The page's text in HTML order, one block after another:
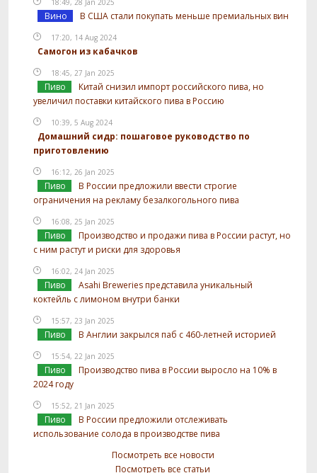
Вино В США стали покупать меньше премиальных вин
17:20, 14 Aug 2024
Самогон из кабачков
18:45, 27 Jan 2025
Пиво
Китай снизил импорт российского пива, но
увеличил поставки китайского пива в Россию
10:39, 5 Aug 2024
Домашний сидр: пошаговое руководство по
приготовлению
16:12, 26 Jan 2025
Пиво
В России предложили ввести строгие
ограничения на рекламу безалкогольного пива
16:08, 25 Jan 2025
Пиво
Производство и продажи пива в России растут, но
с ним растут и риски для здоровья
16:02, 24 Jan 2025
Пиво
Asahi Breweries представила уникальный
коктейль с лимоном внутри банки
15:57, 23 Jan 2025
Пиво В Англии закрылся паб с 460-летней историей
15:54, 22 Jan 2025
Пиво
Производство пива в России выросло на 10% в
2024 году
15:52, 21 Jan 2025
Пиво
В России предложили отслеживать
использование солода в производстве пива
Посмотреть все новости
Посмотреть все статьи